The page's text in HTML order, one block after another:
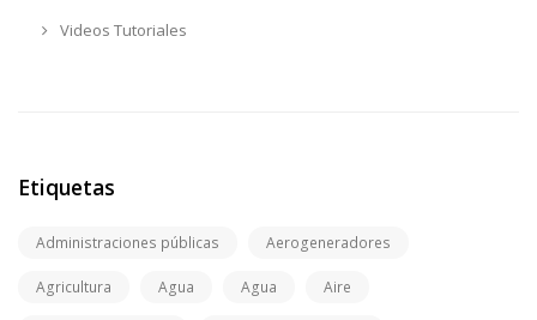
Videos Tutoriales
Etiquetas
Administraciones públicas Aerogeneradores
Agricultura Agua Agua Aire